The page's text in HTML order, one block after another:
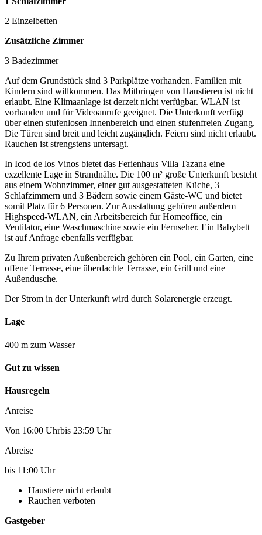
2 Einzelbetten
Zusätzliche Zimmer
3 Badezimmer
Auf dem Grundstück sind 3 Parkplätze vorhanden. Familien mit
Kindern sind willkommen. Das Mitbringen von Haustieren ist nicht
erlaubt. Eine Klimaanlage ist derzeit nicht verfügbar. WLAN ist
vorhanden und für Videoanrufe geeignet. Die Unterkunft verfügt
über einen stufenlosen Innenbereich und einen stufenfreien Zugang.
Die Türen sind breit und leicht zugänglich. Feiern sind nicht erlaubt.
Rauchen ist strengstens untersagt.
In Icod de los Vinos bietet das Ferienhaus Villa Tazana eine
exzellente Lage in Strandnähe. Die 100 m² große Unterkunft besteht
aus einem Wohnzimmer, einer gut ausgestatteten Küche, 3
Schlafzimmern und 3 Bädern sowie einem Gäste-WC und bietet
somit Platz für 6 Personen. Zur Ausstattung gehören außerdem
Highspeed-WLAN, ein Arbeitsbereich für Homeoffice, ein
Ventilator, eine Waschmaschine sowie ein Fernseher. Ein Babybett
ist auf Anfrage ebenfalls verfügbar.
Zu Ihrem privaten Außenbereich gehören ein Pool, ein Garten, eine
offene Terrasse, eine überdachte Terrasse, ein Grill und eine
Außendusche.
Der Strom in der Unterkunft wird durch Solarenergie erzeugt.
Lage
400 m zum Wasser
Gut zu wissen
Hausregeln
Anreise
Von 16:00 Uhrbis 23:59 Uhr
Abreise
bis 11:00 Uhr
Haustiere nicht erlaubt
Rauchen verboten
Gastgeber